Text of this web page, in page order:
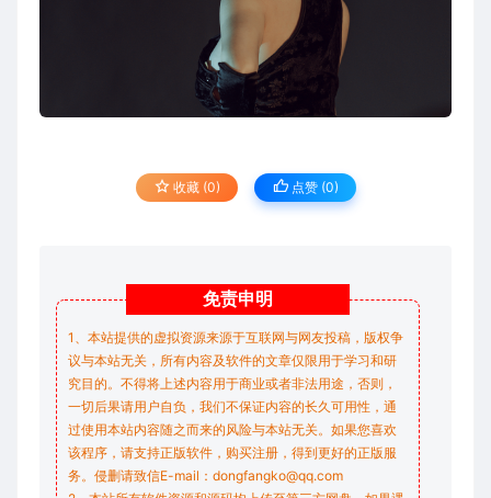
收藏 (0) 点赞 (0)
免责申明
1、本站提供的虚拟资源来源于互联网与网友投稿，版权争
议与本站无关，所有内容及软件的文章仅限用于学习和研
究目的。不得将上述内容用于商业或者非法用途，否则，
一切后果请用户自负，我们不保证内容的长久可用性，通
过使用本站内容随之而来的风险与本站无关。如果您喜欢
该程序，请支持正版软件，购买注册，得到更好的正版服
务。侵删请致信E-mail：dongfangko@qq.com